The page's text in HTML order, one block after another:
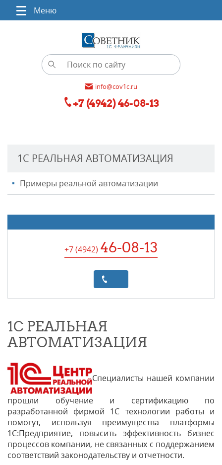
Меню
info@cov1c.ru
+7 (4942) 46-08-13
1С РЕАЛЬНАЯ АВТОМАТИЗАЦИЯ
Примеры реальной автоматизации
+7 (4942) 46-08-13
1С РЕАЛЬНАЯ
АВТОМАТИЗАЦИЯ
Специалисты нашей компании
прошли обучение и сертификацию по
разработанной фирмой 1C технологии работы и
помогут, используя преимущества платформы
1С:Предприятие, повысить эффективность бизнес
процессов компании, не связанных с поддержанием
соответствий законодательству и отчетности.